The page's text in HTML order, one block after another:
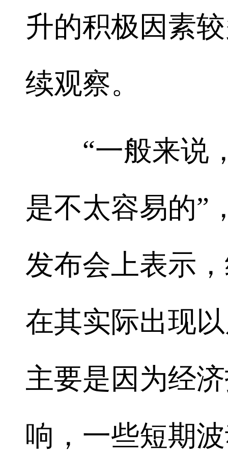
升的积极因素
续观察。
“一般来说，
是不太容易的”
发布会上表示
在其实际出现
主要是因为经
响，一些短期